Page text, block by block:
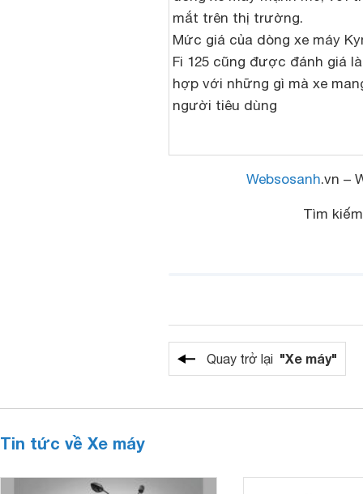
mắt trên thị trường.
Mức giá của dòng xe máy
Fi 125 cũng được đánh giá
hợp với những gì mà xe
người tiêu dùng
Websosanh.vn –
Tìm
Quay trở lại "Xe máy"
Tin tức về Xe máy